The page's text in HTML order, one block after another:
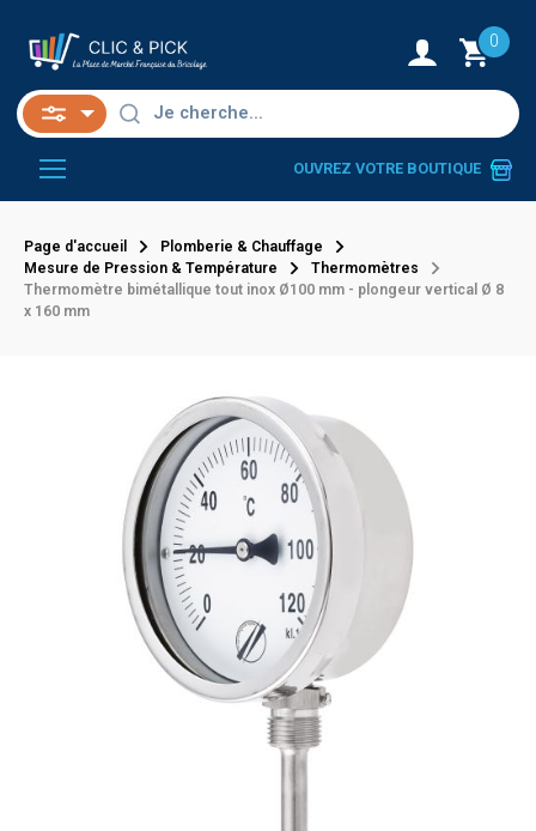
0
OUVREZ VOTRE BOUTIQUE
Page d'accueil
Plomberie & Chauffage
Mesure de Pression & Température
Thermomètres
Thermomètre bimétallique tout inox Ø100 mm - plongeur vertical Ø 8
x 160 mm